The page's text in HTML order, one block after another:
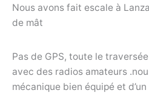
Nous avons fait escale à
de mât
Pas de GPS, toute le
avec des radios amateurs
mécanique bien équipé et